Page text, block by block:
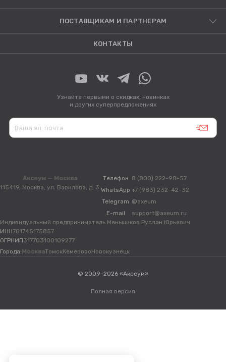
ПОСТАВЩИКАМ И ПАРТНЕРАМ
КОНТАКТЫ
Узнайте первыми о скидках, новинках
и других суперпредложениях
Аксеум — Москва
115419, Москва, ул. Вавилова, д. 3
Телефон 8 (800) 222-98-57
WhatsApp +7 (983) 232-42-32
Telegram @axeum
E-mail
support@axeum.ru
Индивидуальный предприниматель Меньшиков Руслан Юрьевич
ИНН701745175857
ОГРНИП317703100109277
Города: МоскваТомскКемеровоНовокузнецк
© 2009-2026 «Аксеум»
Полная версия